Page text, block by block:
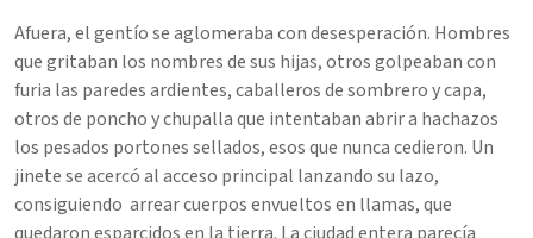
Afuera, el gentío se aglomeraba con desesperación. Hombres
que gritaban los nombres de sus hijas, otros golpeaban con
furia las paredes ardientes, caballeros de sombrero y capa,
otros de poncho y chupalla que intentaban abrir a hachazos
los pesados portones sellados, esos que nunca cedieron. Un
jinete se acercó al acceso principal lanzando su lazo,
consiguiendo arrear cuerpos envueltos en llamas, que